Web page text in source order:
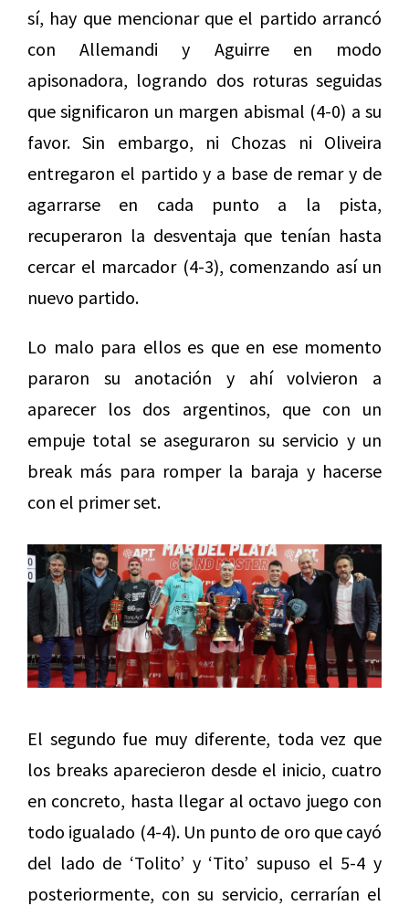
sí, hay que mencionar que el partido arrancó
con Allemandi y Aguirre en modo
apisonadora, logrando dos roturas seguidas
que significaron un margen abismal (4-0) a su
favor. Sin embargo, ni Chozas ni Oliveira
entregaron el partido y a base de remar y de
agarrarse en cada punto a la pista,
recuperaron la desventaja que tenían hasta
cercar el marcador (4-3), comenzando así un
nuevo partido.
Lo malo para ellos es que en ese momento
pararon su anotación y ahí volvieron a
aparecer los dos argentinos, que con un
empuje total se aseguraron su servicio y un
break más para romper la baraja y hacerse
con el primer set.
El segundo fue muy diferente, toda vez que
los breaks aparecieron desde el inicio, cuatro
en concreto, hasta llegar al octavo juego con
todo igualado (4-4). Un punto de oro que cayó
del lado de ‘Tolito’ y ‘Tito’ supuso el 5-4 y
posteriormente, con su servicio, cerrarían el